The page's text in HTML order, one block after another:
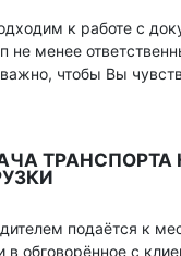
к работе с
не менее
чтобы Вы
ТРАНСПОРТА
подаётся к
в обговорённое с